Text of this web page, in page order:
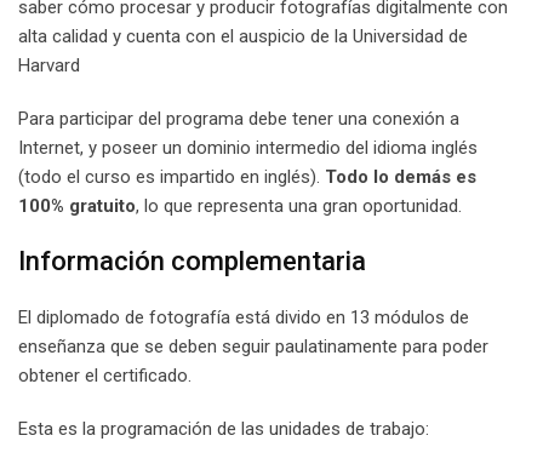
saber cómo procesar y producir fotografías digitalmente con
alta calidad y cuenta con el auspicio de la Universidad de
Harvard
Para participar del programa debe tener una conexión a
Internet, y poseer un dominio intermedio del idioma inglés
(todo el curso es impartido en inglés). Todo lo demás es
100% gratuito, lo que representa una gran oportunidad.
Información complementaria
El diplomado de fotografía está divido en 13 módulos de
enseñanza que se deben seguir paulatinamente para poder
obtener el certificado.
Esta es la programación de las unidades de trabajo: